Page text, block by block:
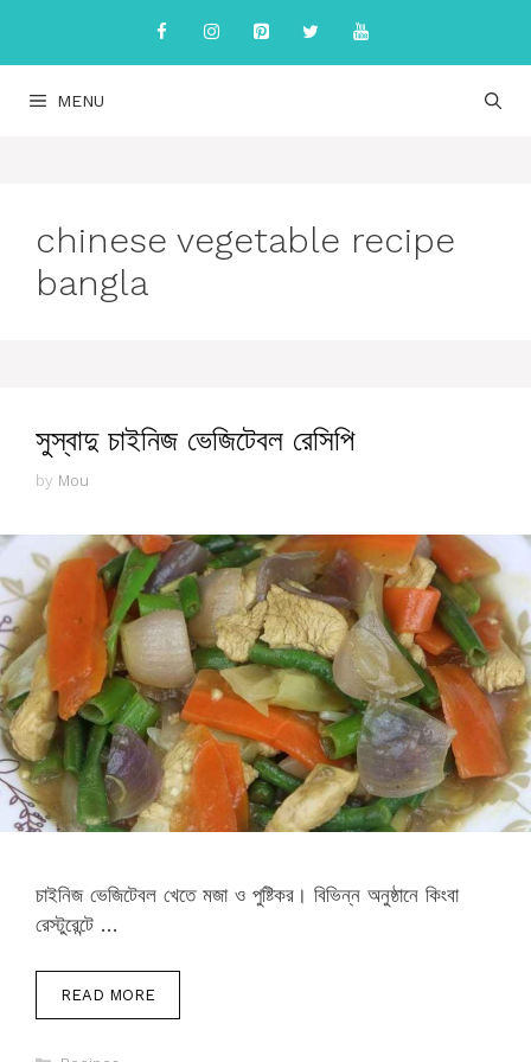
content
MENU
chinese vegetable recipe
bangla
সুস্বাদু চাইনিজ ভেজিটেবল রেসিপি
by Mou
চাইনিজ ভেজিটেবল খেতে মজা ও পুষ্টিকর। বিভিন্ন অনুষ্ঠানে কিংবা
রেস্টুরেন্টে …
READ MORE